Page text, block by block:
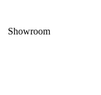
Showroom